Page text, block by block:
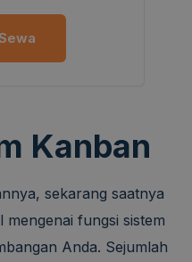
Kanban
sekarang saatnya
fungsi sistem
Anda. Sejumlah